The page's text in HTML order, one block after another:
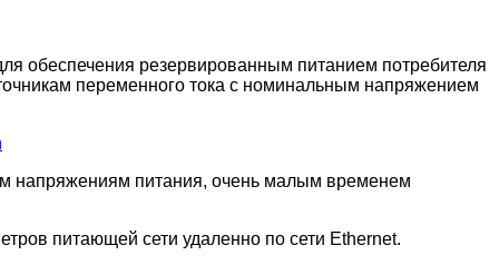
обеспечения резервированным питанием потребителя
переменного тока с номинальным напряжением
напряжениям питания, очень малым временем
питающей сети удаленно по сети Ethernet.